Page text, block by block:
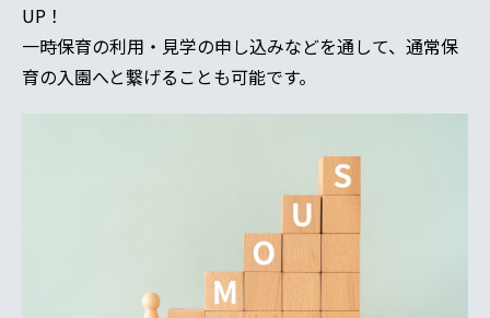
UP！
一時保育の利用・見学の申し込みなどを通して、通常保
育の入園へと繋げることも可能です。